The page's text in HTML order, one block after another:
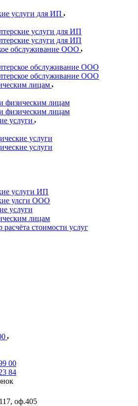
услуги для ИП
услуги для ИП
услуги для ИП
обслуживание ООО
обслуживание ООО
обслуживание ООО
лицам
физическим лицам
физическим лицам
услуги
услуги
услуги
услуги ИП
улсги ООО
услуги
лицам
расчёта стоимости услуг
00
84
оф.405